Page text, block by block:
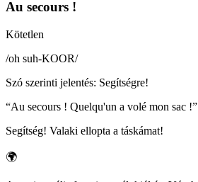
Au secours !
Kötetlen
/oh suh-KOOR/
Szó szerinti jelentés: Segítségre!
“Au secours ! Quelqu'un a volé mon sac !”
Segítség! Valaki ellopta a táskámat!
🌍